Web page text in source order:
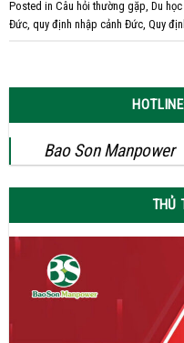
Posted in Câu hỏi thường gặp Du
Đức quy định nhập cảnh Đức Quy
Bao Son Manpower
THỦ